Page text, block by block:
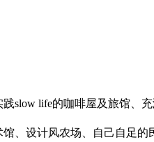
slow life的咖啡屋及旅馆、
、设计风农场、自己自足的